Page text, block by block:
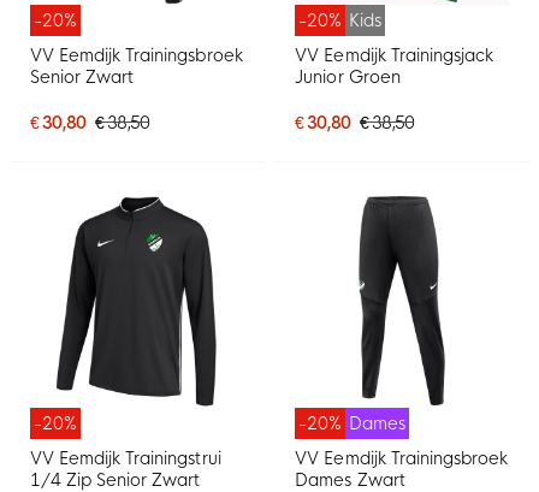
-20%
VV Eemdijk Trainingsbroek
Senior Zwart
€ 30,80 € 38,50
-20% Kids
VV Eemdijk Trainingsjack
Junior Groen
€ 30,80 € 38,50
-20%
VV Eemdijk Trainingstrui
1/4 Zip Senior Zwart
-20% Dames
VV Eemdijk Trainingsbroek
Dames Zwart